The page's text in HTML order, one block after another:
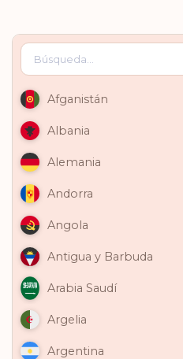
Afganistán
Albania
Alemania
Andorra
Angola
Antigua y Barbuda
Arabia Saudí
Argelia
Argentina